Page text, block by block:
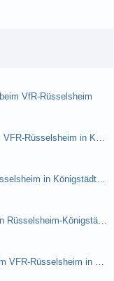
VfR-Rüsselsheim
Kein Training am 22+23.02.2014 beim VFR-Rüsselsheim in Königstädten
Training am 08.02.2014 beim VFR-Rüsselsheim in Königstädten?
Challenge-Festspiele am 19.01.2014 in Rüsselsheim-Königstädten beim VFR-Rüsselsheim
Training am 11.01 und 12.01.2014 beim VFR-Rüsselsheim in Königstädten